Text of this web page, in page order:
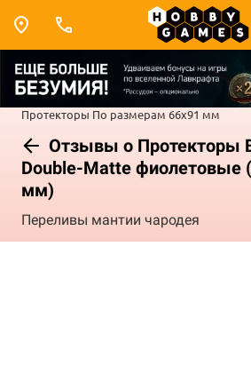
Протекторы По размерам 66x91 мм
Отзывы о Протекторы
Double-Matte фиолетовые
мм)
Переливы мантии чародея